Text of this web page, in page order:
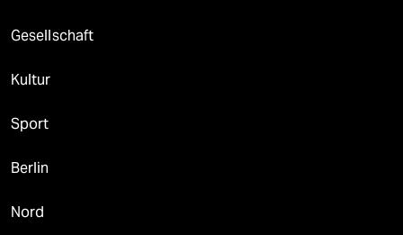
Gesellschaft
Kultur
Sport
Berlin
Nord